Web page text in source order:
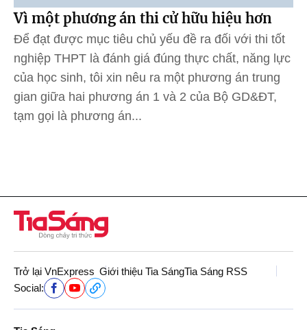
Vì một phương án thi cử hữu hiệu hơn
Để đạt được mục tiêu chủ yếu đề ra đối với thi tốt
nghiệp THPT là đánh giá đúng thực chất, năng lực
của học sinh, tôi xin nêu ra một phương án trung
gian giữa hai phương án 1 và 2 của Bộ GD&ĐT,
tạm gọi là phương án...
Trở lại VnExpress Giới thiệu Tia SángTia Sáng RSS
Social: